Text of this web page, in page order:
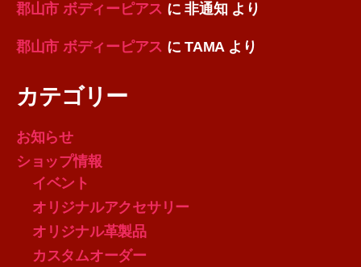
郡山市 ボディーピアス に非通知 より
郡山市 ボディーピアス にTAMAより
カテゴリー
お知らせ
ショップ情報
イベント
オリジナルアクセサリー
オリジナル革製品
カスタムオーダー